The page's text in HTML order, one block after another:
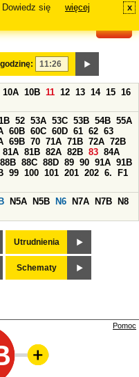
się
więcej x
10A 10B 11 12 13 14 15 16
52 53A 53C 53B 54B 55A
60B 60C 60D 61 62 63
69B 70 71A 71B 72A 72B
81A 81B 82A 82B 83 84A
88B 88C 88D 89 90 91A 91B
99 100 101 201 202 6.
F1
N5A N5B N6 N7A N7B
N8
Utrudnienia
Schematy
Pomoc